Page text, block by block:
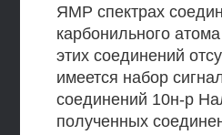
ЯМР спектрах
карбонильного
этих соединений
имеется набор
соединений 10н-р
полученных